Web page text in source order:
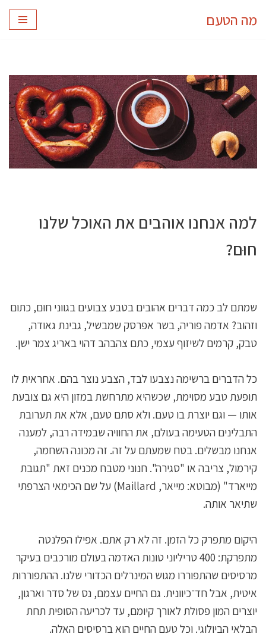
מה הטעם
למה אנחנו אוהבים את האוכל שלנו
חוּם?
שמתם לב כמה דברים אהובים בטבע צבועים בגווני חוּם, כתום
וזהוב? אדמה פוריה, בשר אפרסק שמבשיל, גבינת גאודה,
טבק, קרמים לשיזוף עצמי, כתם צהבהב דהוי באריג צמר ישן.
כל הדברים ברשימה נצבעו לבד, הצבע נוצר בהם. אחראית לו
תופעת טבע מסוימת, שכשהיא מתרחשת במזון היא גם צובעת
אותו — וגם יוצרת בו טעם. ולא סתם טעם, אלא את תערובת
התבלינים הטעימה בעולם, את החוויה שבמידה רבה, למענה
אנחנו מבשלים. בטח שמעתם על זה. זה מכונה השחמה,
קירמול, צריבה או "סגירה". חנוני מטבח מכנים זאת "תגובת
מייארד" (מבוטא: מייאר, Maillard) על שם הכימאי הצרפתי
שתיאר אותה.
היקום מתפרק כל הזמן. זה לא רק אתם. אפילו הפלנטה
מתפרקת: 400 טריליוני טונות האדמה בעולם מורכבים בעיקר
מרסיסים שהתפוררו מגוש המינרלים הכדורי שלנו. ההתפוררות
איטית, אבל חד־כיוונית. גם החיים עצמם, נס של סדר וארגון,
יוצרים המון פסולת לאורך קיומם, עד לכריעה הסופית תחת
הבלאי הביולוגי. וכל טעם החיים הוא ברסיסים האלה.